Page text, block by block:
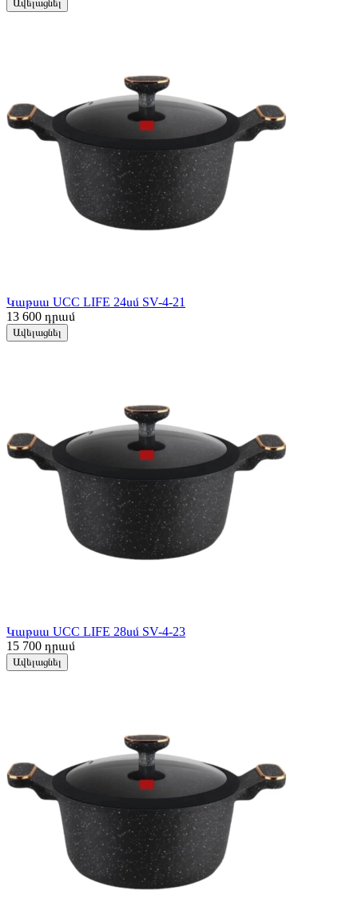
Ավելացնել
Կաթսա UCC LIFE 24սմ SV-4-21
13 600 դրամ
Ավելացնել
Կաթսա UCC LIFE 28սմ SV-4-23
15 700 դրամ
Ավելացնել